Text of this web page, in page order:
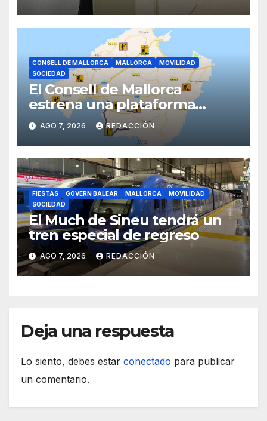
Galmés
CONSELL DE MALLORCA MALLORCA
MOVILIDAD
SOCIEDAD
El Consell de Mallorca
estrena una plataforma
inteligente de incidencias
viarias en tiempo real
AGO 7, 2026 REDACCIÓN
FIESTAS GOVERN BALEAR MALLORCA
MOVILIDAD
SOCIEDAD
El Much de Sineu tendrá un
tren especial de regreso
AGO 7, 2026 REDACCIÓN
Deja una respuesta
Lo siento, debes estar conectado para publicar
un comentario.